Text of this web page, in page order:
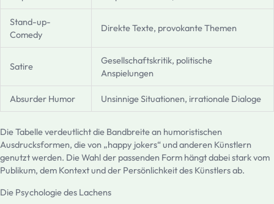
Stand-up-
Comedy
Direkte Texte, provokante Themen
Satire
Gesellschaftskritik, politische
Anspielungen
Absurder Humor Unsinnige Situationen, irrationale Dialoge
Die Tabelle verdeutlicht die Bandbreite an humoristischen
Ausdrucksformen, die von „happy jokers“ und anderen Künstlern
genutzt werden. Die Wahl der passenden Form hängt dabei stark vom
Publikum, dem Kontext und der Persönlichkeit des Künstlers ab.
Die Psychologie des Lachens